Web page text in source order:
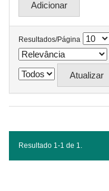
Resultados/Página
Resultado 1-1 de 1.